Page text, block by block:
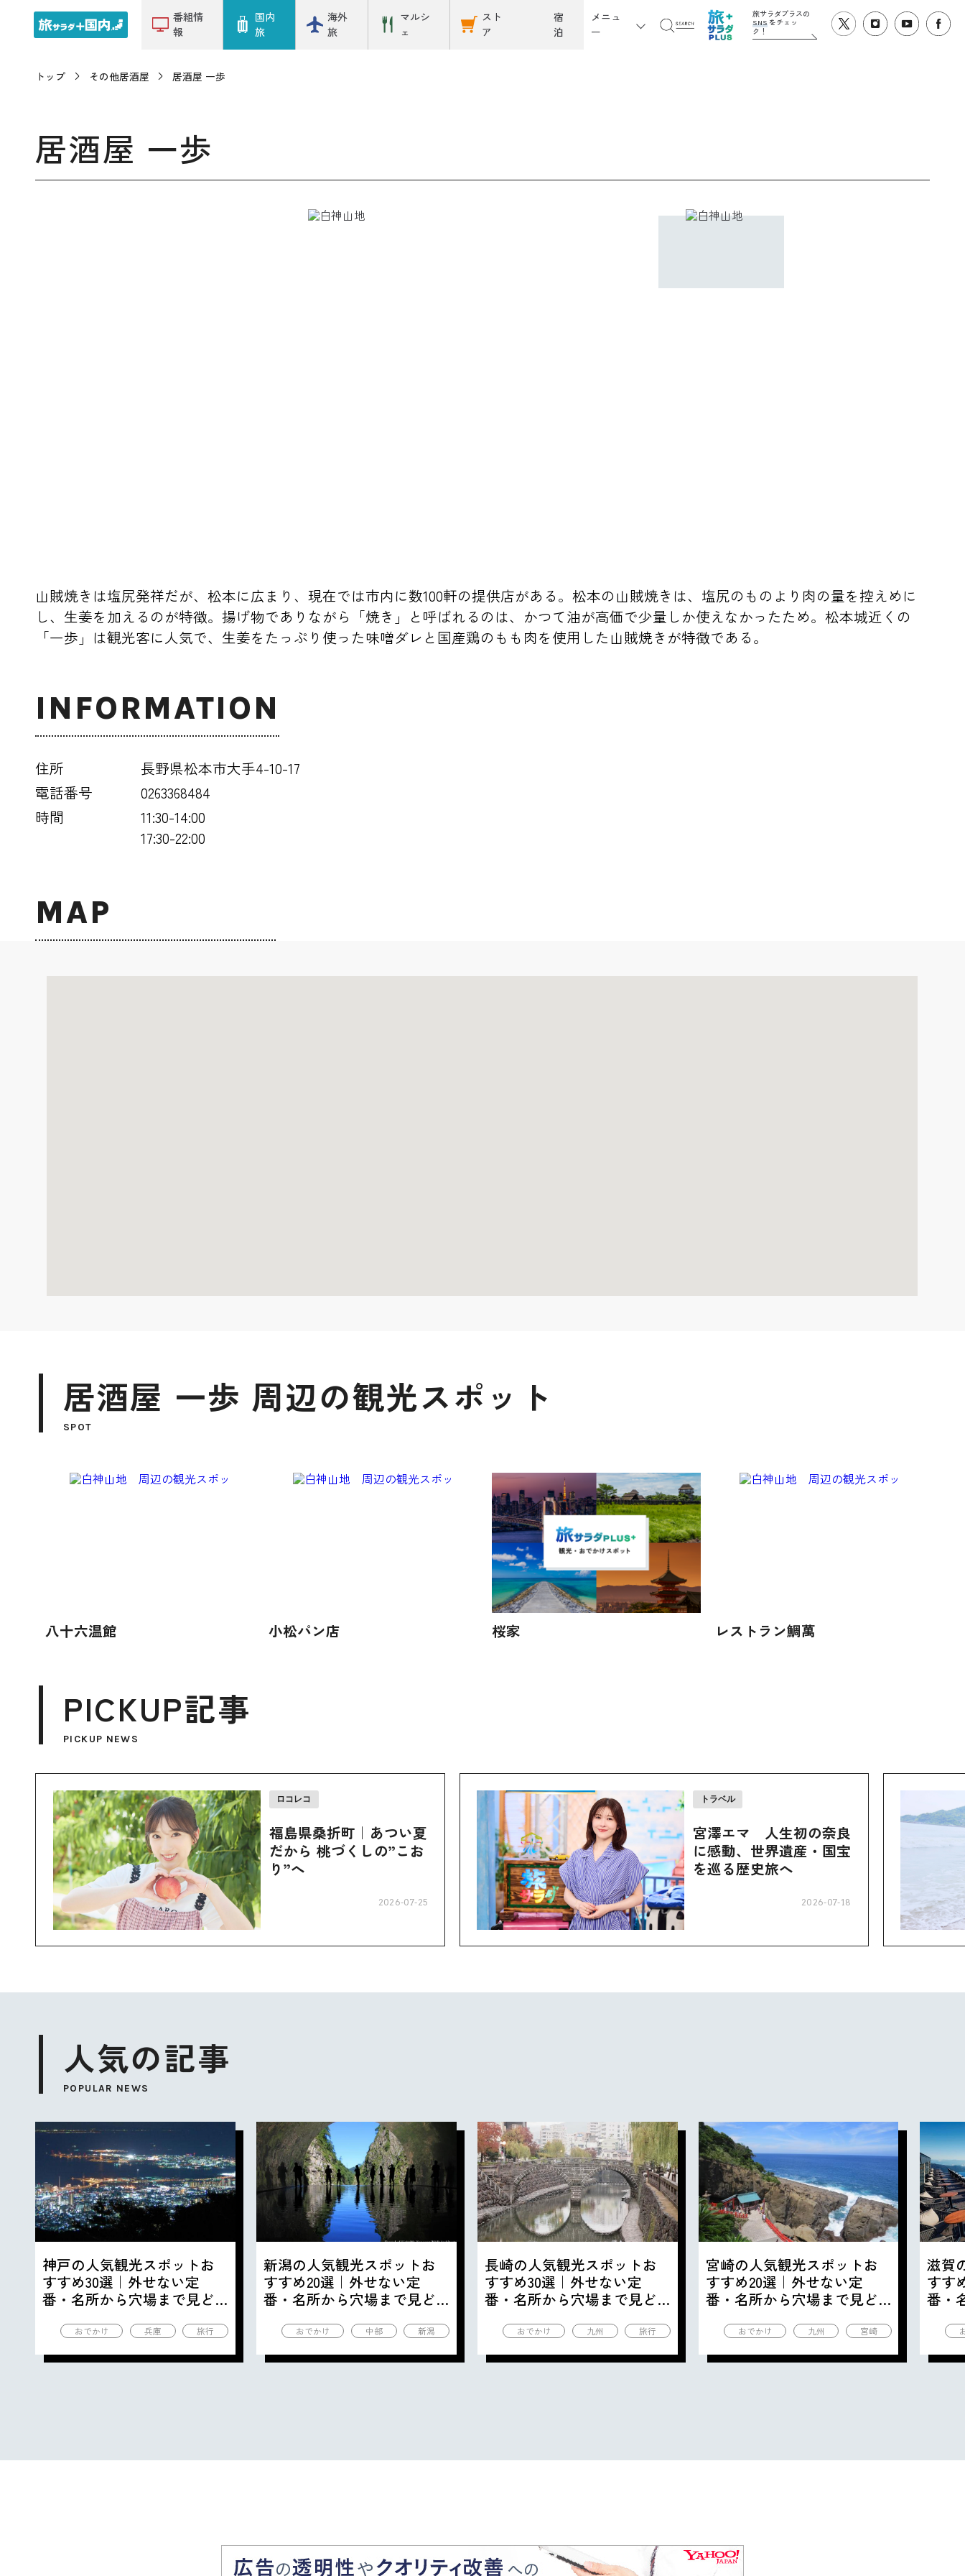
番組情
報
国内
旅
海外
旅
マルシ
ェ
スト
ア
宿
泊
メニュ
ー
旅サラダプラスの
SNSをチェッ
ク！
トップ その他居酒屋 居酒屋 一歩
居酒屋 一歩
山賊焼きは塩尻発祥だが、松本に広まり、現在では市内に数100軒の提供店がある。松本の山賊焼きは、塩尻のものより肉の量を控えめに
し、生姜を加えるのが特徴。揚げ物でありながら「焼き」と呼ばれるのは、かつて油が高価で少量しか使えなかったため。松本城近くの
「一歩」は観光客に人気で、生姜をたっぷり使った味噌ダレと国産鶏のもも肉を使用した山賊焼きが特徴である。
INFORMATION
住所
長野県松本市大手4-10-17
電話番号
0263368484
時間
11:30-14:00
17:30-22:00
MAP
居酒屋 一歩 周辺の観光スポット
SPOT
八十六温館 小松パン店 桜家 レストラン鯛萬
PICKUP記事
PICKUP NEWS
ロコレコ
福島県桑折町｜あつい夏
だから 桃づくしの”こお
り”へ
2026-07-25
トラベル
宮澤エマ 人生初の奈良
に感動、世界遺産・国宝
を巡る歴史旅へ
2026-07-18
人気の記事
POPULAR NEWS
神戸の人気観光スポットお
すすめ30選｜外せない定
番・名所から穴場まで見ど
おでかけ 兵庫 旅行
新潟の人気観光スポットお
すすめ20選｜外せない定
番・名所から穴場まで見ど
おでかけ 中部 新潟
長崎の人気観光スポットお
すすめ30選｜外せない定
番・名所から穴場まで見ど
おでかけ 九州 旅行
宮崎の人気観光スポットお
すすめ20選｜外せない定
番・名所から穴場まで見ど
おでかけ 九州 宮崎
滋賀
すす
番・